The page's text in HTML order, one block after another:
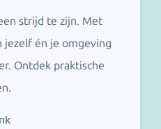
strijd te zijn. Met
jezelf én je omgeving
Ontdek praktische